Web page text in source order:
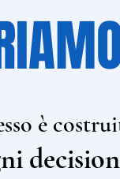
è